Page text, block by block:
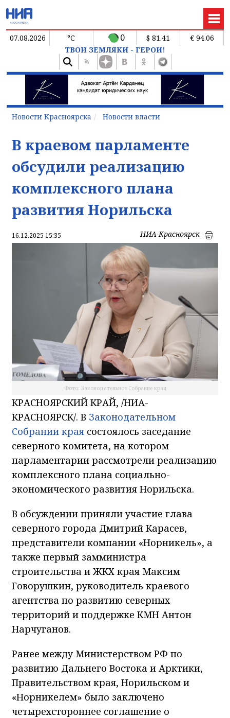
07.08.2026 °C 0 $ 81.41
€ 94.06
ТВОИ ЗЕМЛЯКИ - ГЕРОИ!
Новости Красноярска Новости власти
В краевом парламенте
обсудили реализацию
комплексного плана
развития Норильска
16.12.2025 15:35 НИА-Красноярск
Фото: Законодательное Собрание края
КРАСНОЯРСКИЙ КРАЙ, /НИА-
КРАСНОЯРСК/. В Законодательном
Собрании края состоялось заседание
северного комитета, на котором
парламентарии рассмотрели реализацию
комплексного плана социально-
экономического развития Норильска.
В обсуждении приняли участие глава
северного города Дмитрий Карасев,
представители компании «Норникель», а
также первый замминистра
строительства и ЖКХ края Максим
Говорушкин, руководитель краевого
агентства по развитию северных
территорий и поддержке КМН Антон
Нарчуганов.
Ранее между Министерством РФ по
развитию Дальнего Востока и Арктики,
Правительством края, Норильском и
«Норникелем» было заключено
четырехстороннее соглашение о